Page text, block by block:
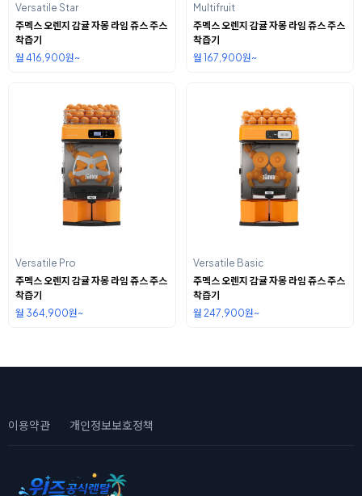
Versatile Star
주멕스 오렌지 감귤 자몽 라임 쥬스 주스
착즙기
월 416,900원~
Multifruit
주멕스 오렌지 감귤 자몽 라임 쥬스 주스
착즙기
월 167,900원~
Versatile Pro
주멕스 오렌지 감귤 자몽 라임 쥬스 주스
착즙기
월 364,900원~
Versatile Basic
주멕스 오렌지 감귤 자몽 라임 쥬스 주스
착즙기
월 247,900원~
이용약관 개인정보보호정책